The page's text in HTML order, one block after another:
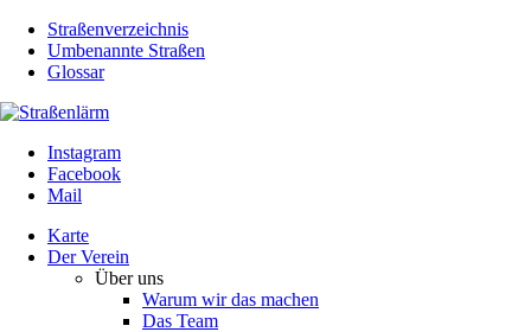
Straßenverzeichnis
Umbenannte Straßen
Glossar
Instagram
Facebook
Mail
Karte
Der Verein
Über uns
Warum wir das machen
Das Team